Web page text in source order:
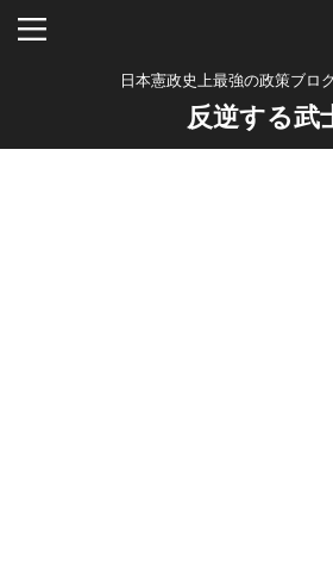
日本憲政史上最強の政策ブロ
反逆する武